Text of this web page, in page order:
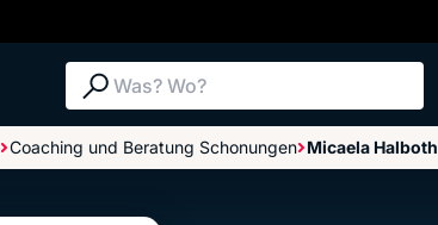
Suche: Was? Wo?
Coaching und Beratung Schonungen Micaela Halboth